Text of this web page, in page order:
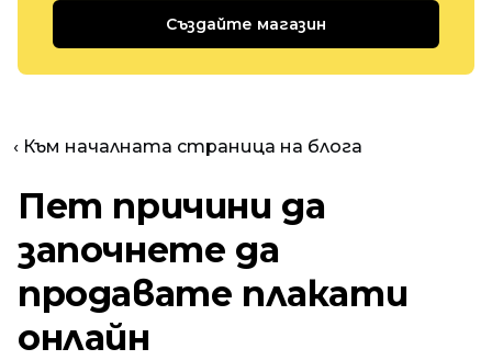
Създайте магазин
‹ Към началната страница на блога
Пет причини да
започнете да
продавате плакати
онлайн